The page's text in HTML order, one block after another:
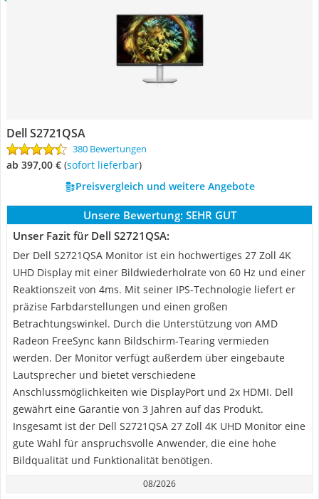
Dell S2721QSA
380 Bewertungen
ab 397,00 € ( Sofort lieferbar)
Preisvergleich und weitere Angebote
Unsere Bewertung: SEHR GUT
Unser Fazit für Dell S2721QSA:
Der Dell S2721QSA Monitor ist ein hochwertiges 27 Zoll 4K
UHD Display mit einer Bildwiederholrate von 60 Hz und einer
Reaktionszeit von 4ms. Mit seiner IPS-Technologie liefert er
präzise Farbdarstellungen und einen großen
Betrachtungswinkel. Durch die Unterstützung von AMD
Radeon FreeSync kann Bildschirm-Tearing vermieden
werden. Der Monitor verfügt außerdem über eingebaute
Lautsprecher und bietet verschiedene
Anschlussmöglichkeiten wie DisplayPort und 2x HDMI. Dell
gewährt eine Garantie von 3 Jahren auf das Produkt.
Insgesamt ist der Dell S2721QSA 27 Zoll 4K UHD Monitor eine
gute Wahl für anspruchsvolle Anwender, die eine hohe
Bildqualität und Funktionalität benötigen.
08/2026